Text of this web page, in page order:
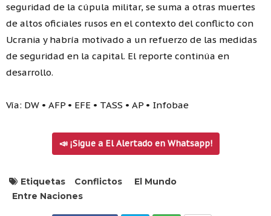
seguridad de la cúpula militar, se suma a otras muertes
de altos oficiales rusos en el contexto del conflicto con
Ucrania y habría motivado a un refuerzo de las medidas
de seguridad en la capital. El reporte continúa en
desarrollo.
Vía: DW • AFP • EFE • TASS • AP • Infobae
📣 ¡Sigue a El Alertado en Whatsapp!
Etiquetas Conflictos
El Mundo
Entre Naciones